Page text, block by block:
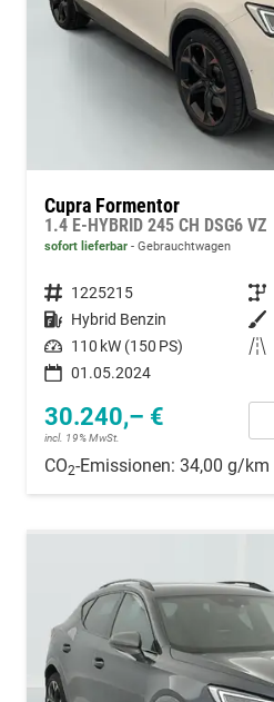
Cupra Formentor
1.4 E-HYBRID 245 CH DSG6 VZ
sofort lieferbar Gebrauchtwagen
Fahrzeugnummer 1225215 Getriebe
Kraftstoff Hybrid Benzin Außenfarbe
Leistung 110 kW (150 PS) Kilometerstand
01.05.2024
30.240,– €
incl. 19% MwSt.
CO2-Emissionen: 34,00 g/km